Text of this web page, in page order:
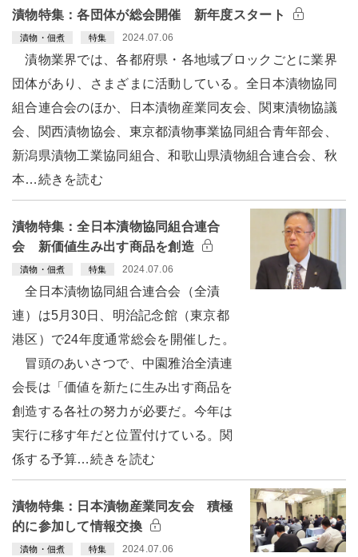
漬物特集：各団体が総会開催 新年度スタート
漬物・佃煮 特集 2024.07.06
漬物業界では、各都府県・各地域ブロックごとに業界
団体があり、さまざまに活動している。全日本漬物協同
組合連合会のほか、日本漬物産業同友会、関東漬物協議
会、関西漬物協会、東京都漬物事業協同組合青年部会、
新潟県漬物工業協同組合、和歌山県漬物組合連合会、秋
本…続きを読む
漬物特集：全日本漬物協同組合連合
会 新価値生み出す商品を創造
漬物・佃煮 特集 2024.07.06
全日本漬物協同組合連合会（全漬
連）は5月30日、明治記念館（東京都
港区）で24年度通常総会を開催した。
冒頭のあいさつで、中園雅治全漬連
会長は「価値を新たに生み出す商品を
創造する各社の努力が必要だ。今年は
実行に移す年だと位置付けている。関
係する予算…続きを読む
漬物特集：日本漬物産業同友会 積極
的に参加して情報交換
漬物・佃煮 特集 2024.07.06